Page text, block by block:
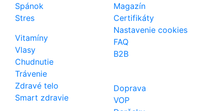
Spánok
Stres
Vitamíny
Vlasy
Chudnutie
Trávenie
Zdravé telo
Smart zdravie
Magazín
Certifikáty
Nastavenie cookies
FAQ
B2B
Doprava
VOP